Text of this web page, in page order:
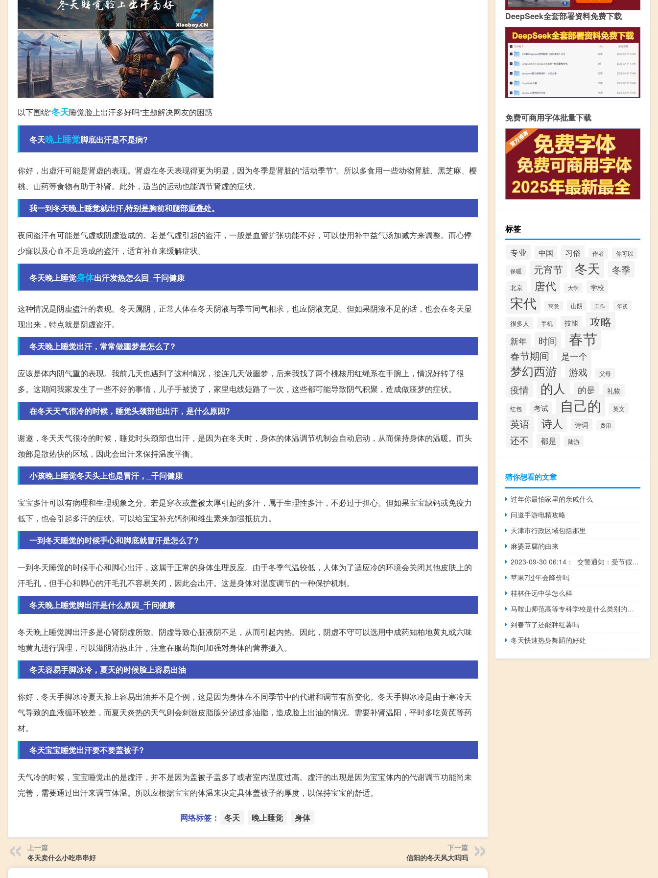
以下围绕“冬天睡觉脸上出汗多好吗”主题解决网友的困惑
冬天晚上睡觉脚底出汗是不是病?
你好，出虚汗可能是肾虚的表现。肾虚在冬天表现得更为明显，因为冬季是肾脏的“活动季节”。所以多食用一些动物肾脏、黑芝麻、樱
桃、山药等食物有助于补肾。此外，适当的运动也能调节肾虚的症状。
我一到冬天晚上睡觉就出汗,特别是胸前和腿部重叠处。
夜间盗汗有可能是气虚或阴虚造成的。若是气虚引起的盗汗，一般是血管扩张功能不好，可以使用补中益气汤加减方来调整。而心悸
少寐以及心血不足造成的盗汗，适宜补血来缓解症状。
冬天晚上睡觉身体出汗发热怎么回_千问健康
这种情况是阴虚盗汗的表现。冬天属阴，正常人体在冬天阴液与季节同气相求，也应阴液充足。但如果阴液不足的话，也会在冬天显
现出来，特点就是阴虚盗汗。
冬天晚上睡觉出汗，常常做噩梦是怎么了?
应该是体内阴气重的表现。我前几天也遇到了这种情况，接连几天做噩梦，后来我找了两个桃核用红绳系在手腕上，情况好转了很
多。这期间我家发生了一些不好的事情，儿子手被烫了，家里电线短路了一次，这些都可能导致阴气积聚，造成做噩梦的症状。
在冬天天气很冷的时候，睡觉头颈部也出汗，是什么原因?
谢邀，冬天天气很冷的时候，睡觉时头颈部也出汗，是因为在冬天时，身体的体温调节机制会自动启动，从而保持身体的温暖。而头
颈部是散热快的区域，因此会出汗来保持温度平衡。
小孩晚上睡觉冬天头上也是冒汗，_千问健康
宝宝多汗可以有病理和生理现象之分。若是穿衣或盖被太厚引起的多汗，属于生理性多汗，不必过于担心。但如果宝宝缺钙或免疫力
低下，也会引起多汗的症状。可以给宝宝补充钙剂和维生素来加强抵抗力。
一到冬天睡觉的时候手心和脚底就冒汗是怎么了?
一到冬天睡觉的时候手心和脚心出汗，这属于正常的身体生理反应。由于冬季气温较低，人体为了适应冷的环境会关闭其他皮肤上的
汗毛孔，但手心和脚心的汗毛孔不容易关闭，因此会出汗。这是身体对温度调节的一种保护机制。
冬天晚上睡觉脚出汗是什么原因_千问健康
冬天晚上睡觉脚出汗多是心肾阴虚所致。阴虚导致心脏液阴不足，从而引起内热。因此，阴虚不守可以选用中成药知柏地黄丸或六味
地黄丸进行调理，可以滋阴清热止汗，注意在服药期间加强对身体的营养摄入。
冬天容易手脚冰冷，夏天的时候脸上容易出油
你好，冬天手脚冰冷夏天脸上容易出油并不是个例，这是因为身体在不同季节中的代谢和调节有所变化。冬天手脚冰冷是由于寒冷天
气导致的血液循环较差，而夏天炎热的天气则会刺激皮脂腺分泌过多油脂，造成脸上出油的情况。需要补肾温阳，平时多吃黄芪等药
材。
冬天宝宝睡觉出汗要不要盖被子?
天气冷的时候，宝宝睡觉出的是虚汗，并不是因为盖被子盖多了或者室内温度过高。虚汗的出现是因为宝宝体内的代谢调节功能尚未
完善，需要通过出汗来调节体温。所以应根据宝宝的体温来决定具体盖被子的厚度，以保持宝宝的舒适。
网络标签： 冬天 晚上睡觉 身体
上一篇
冬天卖什么小吃串串好
下一篇
信阳的冬天风大吗吗
DeepSeek全套部署资料免费下载
免费可商用字体批量下载
标签
专业 中国 习俗 作者 你可以
保暖 元宵节 冬天 冬季
北京 唐代 大学 学校
宋代 寓意 山阴 工作 年初
很多人 手机 技能 攻略
新年 时间 春节
春节期间 是一个
梦幻西游 游戏 父母
疫情 的人 的是 礼物
红包 考试 自己的 英文
英语 诗人 诗词 费用
还不 都是 陆游
猜你想看的文章
过年你最怕家里的亲戚什么
问道手游电精攻略
天津市行政区域包括那里
麻婆豆腐的由来
2023-09-30 06:14： 交警通知：受节假日车流量大影响，G11鹤大高速公路大连收费站限制黄牌货车驶入高速公路，其他车辆均可以正常通行。 ​​​
苹果7过年会降价吗
桂林任远中学怎么样
马鞍山师范高等专科学校是什么类别的学校
到春节了还能种红薯吗
冬天快速热身舞蹈的好处